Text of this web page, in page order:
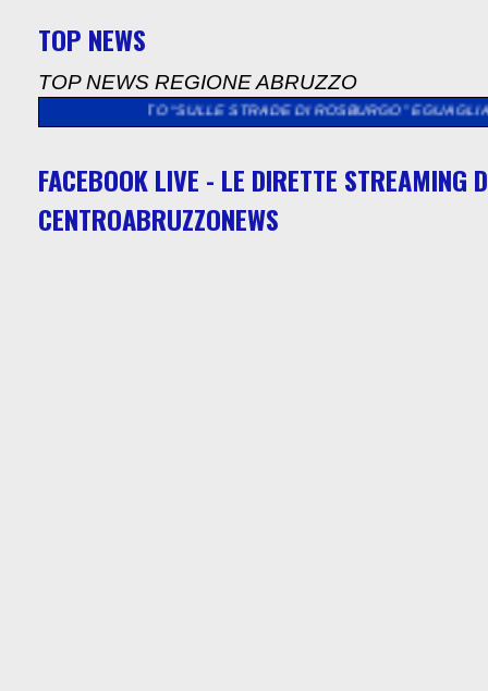
TOP NEWS
TOP NEWS REGIONE ABRUZZO
“SULLE STRADE DI ROSBURGO” EGUAGLIATO IL
FACEBOOK LIVE - LE DIRETTE STREAMING
CENTROABRUZZONEWS